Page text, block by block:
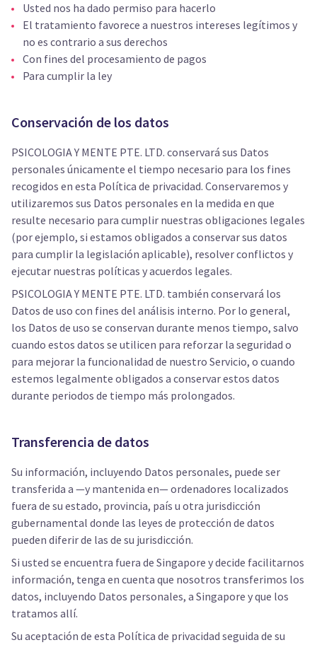
Usted nos ha dado permiso para hacerlo
El tratamiento favorece a nuestros intereses legítimos y
no es contrario a sus derechos
Con fines del procesamiento de pagos
Para cumplir la ley
Conservación de los datos
PSICOLOGIA Y MENTE PTE. LTD. conservará sus Datos
personales únicamente el tiempo necesario para los fines
recogidos en esta Política de privacidad. Conservaremos y
utilizaremos sus Datos personales en la medida en que
resulte necesario para cumplir nuestras obligaciones legales
(por ejemplo, si estamos obligados a conservar sus datos
para cumplir la legislación aplicable), resolver conflictos y
ejecutar nuestras políticas y acuerdos legales.
PSICOLOGIA Y MENTE PTE. LTD. también conservará los
Datos de uso con fines del análisis interno. Por lo general,
los Datos de uso se conservan durante menos tiempo, salvo
cuando estos datos se utilicen para reforzar la seguridad o
para mejorar la funcionalidad de nuestro Servicio, o cuando
estemos legalmente obligados a conservar estos datos
durante periodos de tiempo más prolongados.
Transferencia de datos
Su información, incluyendo Datos personales, puede ser
transferida a —y mantenida en— ordenadores localizados
fuera de su estado, provincia, país u otra jurisdicción
gubernamental donde las leyes de protección de datos
pueden diferir de las de su jurisdicción.
Si usted se encuentra fuera de Singapore y decide facilitarnos
información, tenga en cuenta que nosotros transferimos los
datos, incluyendo Datos personales, a Singapore y que los
tratamos allí.
Su aceptación de esta Política de privacidad seguida de su